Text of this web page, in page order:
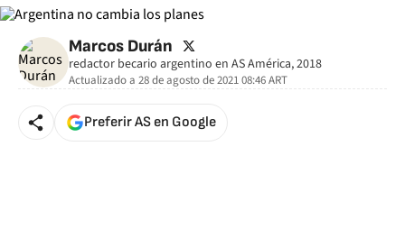
Marcos Durán twitter
redactor becario argentino en AS América, 2018
Actualizado a 28 de agosto de 2021 08:46ART
Preferir AS en Google